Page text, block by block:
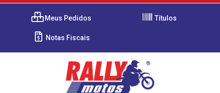
Meus Pedidos Títulos
Notas Fiscais